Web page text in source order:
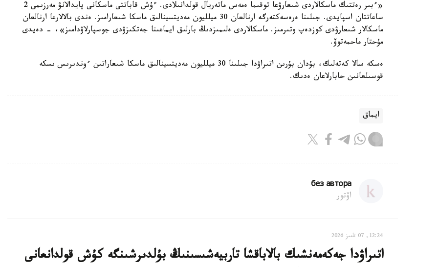
«ءبىر رەتتىك ماسكالاردى شىعارۋعا توقىما ەمەس ماتەريال قولدانىلادى. ءۇش قاباتتى ماسكانى پايدالانۋ مەرزىمى 2
ساعاتتان اسپايدى. جىلىنا ەرەسەكتەرگە ارنالعان 30 ميلليون مەديتسينالىق ماسكا شىعارامىز. ەندى بالالارعا ارنالعان
ماسكالار شىعارۋدى كوزدەپ وتىرمىز. ماسكالاردى ەلىمىزدىڭ بارلىق ايماعىنا جەتكىزۋدى جوسپارلاۋدامىز»، - دەيدى
مۇحتار ماحمەتوۆ.
ەسكە سالا كەتەلىك، بۇدان بۇرىن اتىراۋدا جىلىنا 30 ميلليون مەديتسينالىق ماسكا شىعاراتىن ءوندىرىس ىسكە
قوسىلعانىن حابارلاعان ەدىك.
ايماق
без автора
اۆتور
12:24, 07 تامىز 2026
اتىراۋدا جەكەمەنشىك بالاباقشا تاربيەشىسىنىڭ بۇلدىرشىنگە كۇش قولدانعانى